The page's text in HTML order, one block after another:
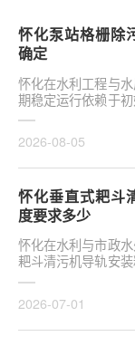
怀化泵站格栅除
确定
怀化在水利工程与
期稳定运行依赖于
于泵站核心拦污设备
2026-08-05
怀化垂直式耙斗
度要求多少
怀化在水利与市政
耙斗清污机导轨安
设备运行平稳性的
2026-07-01